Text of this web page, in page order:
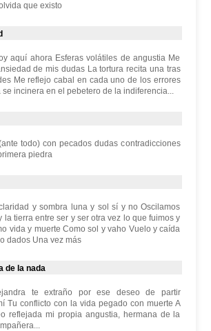
que existo
aquí ahora Esferas volátiles de angustia Me
de mis dudas La tortura recita una tras
Me reflejo cabal en cada uno de los errores
se incinera en el pebetero de la indiferencia...
todo) con pecados dudas contradicciones
piedra
y sombra luna y sol sí y no Oscilamos
la tierra entre ser y ser otra vez lo que fuimos y
vida y muerte Como sol y vaho Vuelo y caída
dados Una vez más
de la nada
te extraño por ese deseo de partir
Tu conflicto con la vida pegado con muerte A
reflejada mi propia angustia, hermana de la